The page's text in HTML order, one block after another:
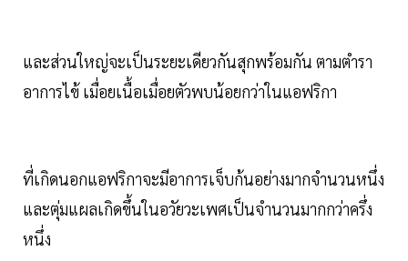
และส่วนใหญ่จะเป็นระยะเดียวกันสุกพร้อมกัน ตามตำรา
อาการไข้ เมื่อยเนื้อเมื่อยตัวพบน้อยกว่าในแอฟริกา
ที่เกิดนอกแอฟริกาจะมีอาการเจ็บก้นอย่างมากจำนวนหนึ่ง
และตุ่มแผลเกิดขึ้นในอวัยวะเพศเป็นจำนวนมากกว่าครึ่ง
หนึ่ง